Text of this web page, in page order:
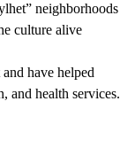
neighborhoods
culture alive
have helped
and health services.